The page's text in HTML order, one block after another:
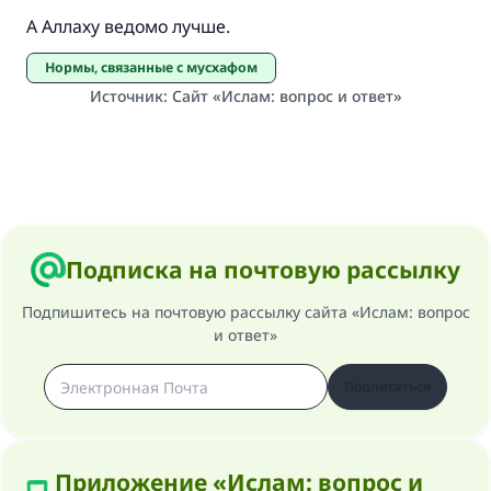
А Аллаху ведомо лучше.
Нормы, связанные с мусхафом
Источник: Сайт «Ислам: вопрос и ответ»
Подписка на почтовую рассылку
Подпишитесь на почтовую рассылку сайта «Ислам: вопрос
и ответ»
Приложение «Ислам: вопрос и